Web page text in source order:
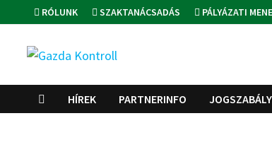
to
content
RÓLUNK SZAKTANÁCSADÁS PÁLYÁZATI
HÍREK PARTNERINFO